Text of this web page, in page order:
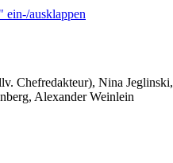
ausklappen
Chefredakteur), Nina Jeglinski,
Alexander Weinlein